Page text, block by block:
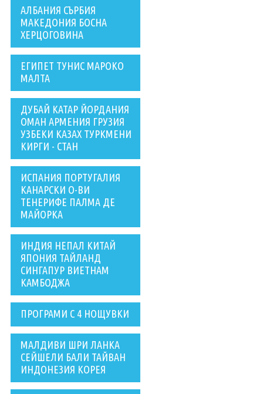
АЛБАНИЯ СЪРБИЯ
МАКЕДОНИЯ БОСНА
ХЕРЦОГОВИНА
ЕГИПЕТ ТУНИС МАРОКО
МАЛТА
ДУБАЙ КАТАР ЙОРДАНИЯ
ОМАН АРМЕНИЯ ГРУЗИЯ
УЗБЕКИ КАЗАХ ТУРКМЕНИ
КИРГИ - СТАН
ИСПАНИЯ ПОРТУГАЛИЯ
КАНАРСКИ О-ВИ
ТЕНЕРИФЕ ПАЛМА ДЕ
МАЙОРКА
ИНДИЯ НЕПАЛ КИТАЙ
ЯПОНИЯ ТАЙЛАНД
СИНГАПУР ВИЕТНАМ
КАМБОДЖА
ПРОГРАМИ С 4 НОЩУВКИ
МАЛДИВИ ШРИ ЛАНКА
СЕЙШЕЛИ БАЛИ ТАЙВАН
ИНДОНЕЗИЯ КОРЕЯ